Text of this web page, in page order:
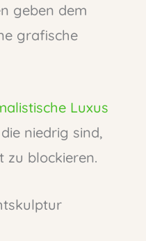
geben dem
grafische
Luxus
niedrig sind,
zu blockieren.